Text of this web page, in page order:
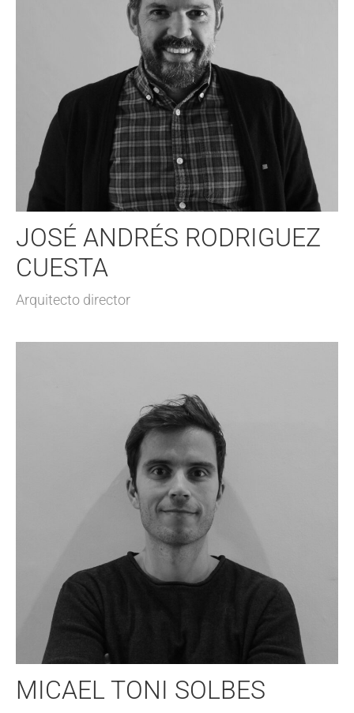
JOSÉ ANDRÉS RODRIGUEZ
CUESTA
Arquitecto director
MICAEL TONI SOLBES